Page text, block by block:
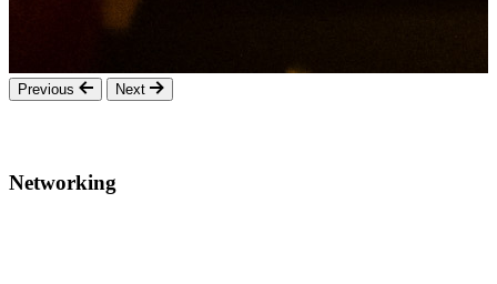
Previous Next
Networking